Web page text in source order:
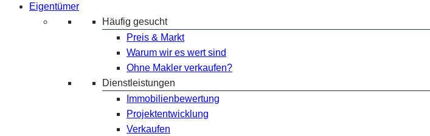
Eigentümer
Häufig gesucht
Preis & Markt
Warum wir es wert sind
Ohne Makler verkaufen?
Dienstleistungen
Immobilienbewertung
Projektentwicklung
Verkaufen